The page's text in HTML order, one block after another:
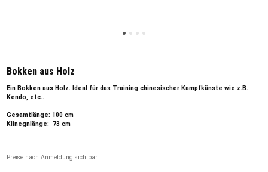
Bokken aus Holz
Ein Bokken aus Holz. Ideal für das Training chinesischer Kampfkünste wie z.B.
Kendo, etc..
Gesamtlänge: 100 cm
Klinegnlänge: 73 cm
Preise nach Anmeldung sichtbar